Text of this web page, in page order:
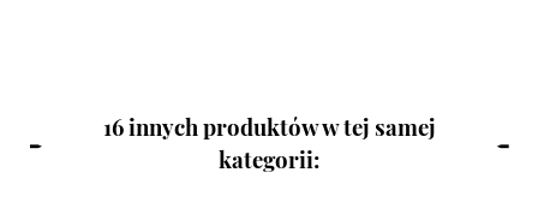
16 innych produktów w tej samej
kategorii: